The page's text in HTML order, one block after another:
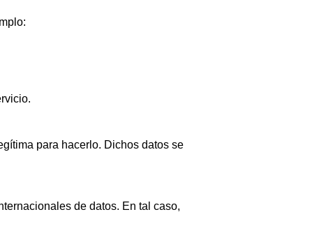
para hacerlo. Dichos datos se
de datos. En tal caso,